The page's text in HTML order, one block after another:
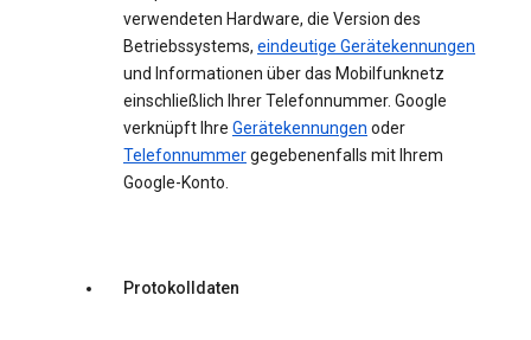
verwendeten Hardware, die Version des
Betriebssystems, eindeutige Gerätekennungen
und Informationen über das Mobilfunknetz
einschließlich Ihrer Telefonnummer. Google
verknüpft Ihre Gerätekennungen oder
Telefonnummergegebenenfalls mit Ihrem
Google-Konto.
Protokolldaten